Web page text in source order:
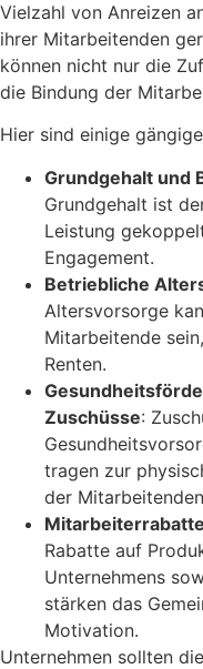
Vielzahl von Anreizen
ihrer Mitarbeitenden
können nicht nur die
die Bindung der
Hier sind einige
Grundgehalt und
Grundgehalt ist
Leistung
Engagement.
Betriebliche
Altersvorsorge
Mitarbeitende
Renten.
Zuschüsse:
tragen zur
der
Rabatte auf
Unternehmens
stärken das
Motivation.
Unternehmen sollten die